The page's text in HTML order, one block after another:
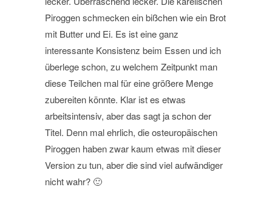
Piroggen schmecken ein bißchen wie ein Brot
mit Butter und Ei. Es ist eine ganz
interessante Konsistenz beim Essen und ich
überlege schon, zu welchem Zeitpunkt man
diese Teilchen mal für eine größere Menge
zubereiten könnte. Klar ist es etwas
arbeitsintensiv, aber das sagt ja schon der
Titel. Denn mal ehrlich, die osteuropäischen
Piroggen haben zwar kaum etwas mit dieser
Version zu tun, aber die sind viel aufwändiger
nicht wahr? 🙂